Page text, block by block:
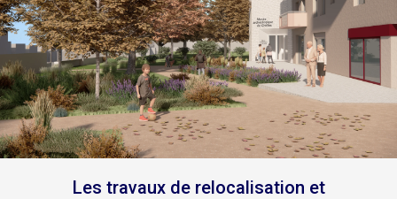
Les travaux de relocalisation et